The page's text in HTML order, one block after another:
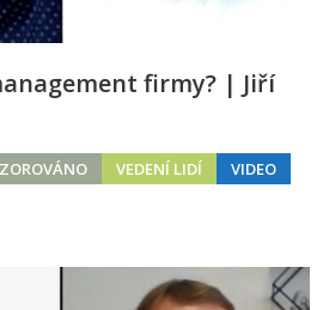
firmy? | Jiří
VEDENÍ LIDÍ VIDEO